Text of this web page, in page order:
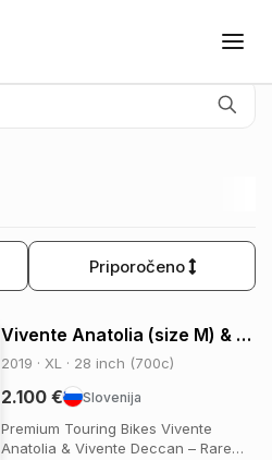
Priporočeno
Vivente Anatolia (size M) & Deccani (size XL)
2019 · XL · 28 inch (700c)
Slovenija
2.100 €
Premium Touring Bikes Vivente
Anatolia & Vivente Deccan – Rare